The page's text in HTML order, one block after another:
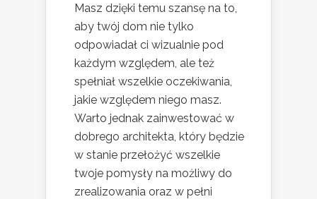
Masz dzięki temu szansę na to,
aby twój dom nie tylko
odpowiadał ci wizualnie pod
każdym względem, ale też
spełniał wszelkie oczekiwania,
jakie względem niego masz.
Warto jednak zainwestować w
dobrego architekta, który będzie
w stanie przełożyć wszelkie
twoje pomysły na możliwy do
zrealizowania oraz w pełni